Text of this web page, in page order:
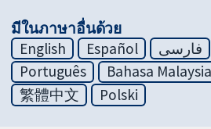
มีในภาษาอื่นด้วย
English
Español فارسی
Português
Bahasa Malaysia
繁體中文
Polski